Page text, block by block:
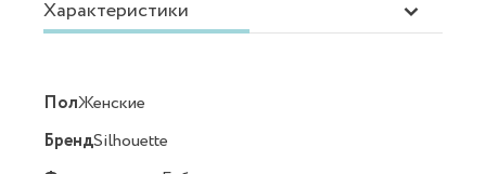
Характеристики
ПолЖенские
БрендSilhouette